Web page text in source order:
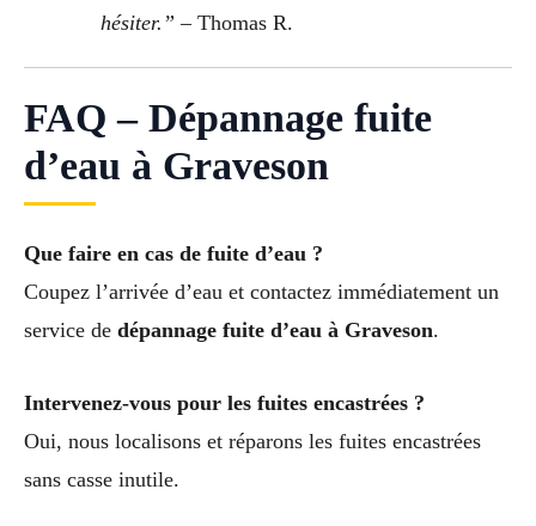
hésiter.” – Thomas R.
FAQ – Dépannage fuite
d’eau à Graveson
Que faire en cas de fuite d’eau ?
Coupez l’arrivée d’eau et contactez immédiatement un
service de dépannage fuite d’eau à Graveson.
Intervenez-vous pour les fuites encastrées ?
Oui, nous localisons et réparons les fuites encastrées
sans casse inutile.